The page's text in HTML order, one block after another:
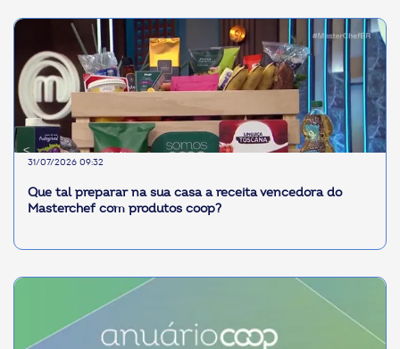
31/07/2026 09:32
Que tal preparar na sua casa a receita vencedora do
Masterchef com produtos coop?